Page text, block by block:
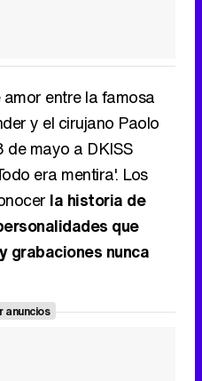
entre la famosa
y el cirujano Paolo
de mayo a DKISS
era mentira'. Los
la historia de
que
grabaciones nunca
anuncios